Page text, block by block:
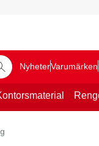
NyheterVarumärken